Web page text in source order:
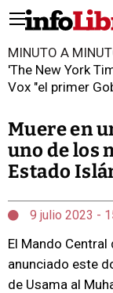
MINUTO A
'The New York
Vox "el primer
Muere en
uno de los
Estado
9 julio 2023 -
El Mando
anunciado este
de Usama al